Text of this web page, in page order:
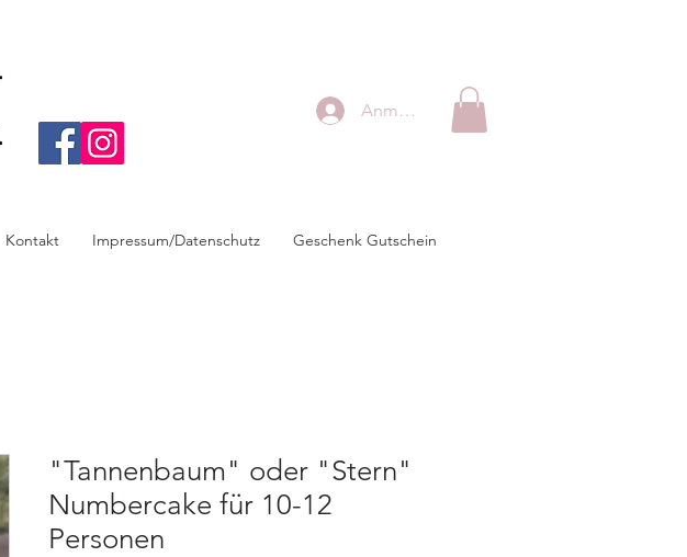
Anmelden
"Tannenbaum" oder "Stern"
Numbercake für 10-12
Personen
Kontakt Impressum/Datenschutz Geschenk Gutschein